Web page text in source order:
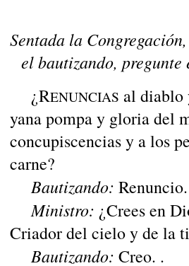
Sentada la
el bautizando,
¿RENUNCIAS al diablo
yana pompa y gloria del
concupiscencias y a los
carne?
Bautizando: Renuncio.
Ministro: ¿Crees en
Criador del cielo y de la
Bautizando: Creo. .